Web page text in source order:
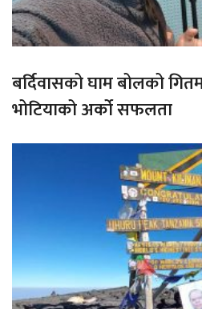
बर्दिवासको घाम बोलको
भोटियाको अर्को सफलता